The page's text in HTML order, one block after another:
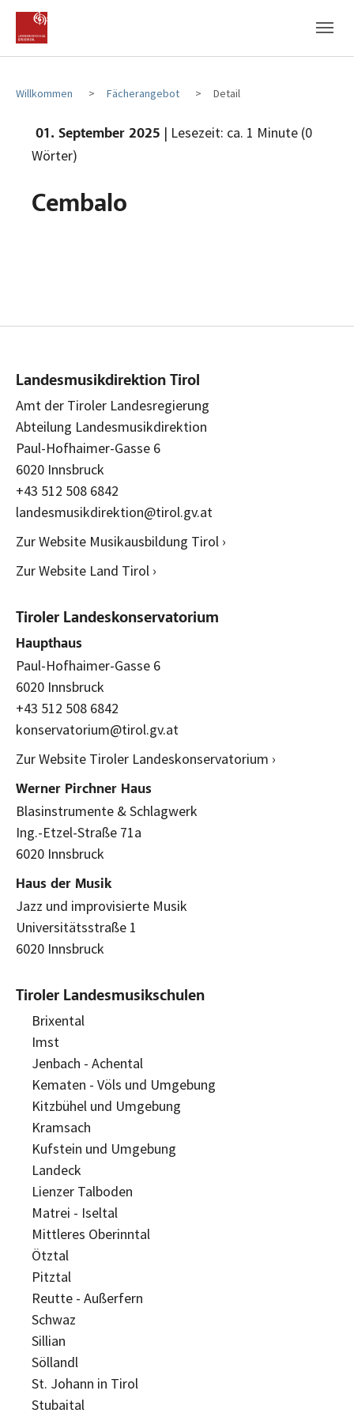
Zum Hauptinhalt
Zum Fußbereich
Willkommen Fächerangebot Detail
01. September 2025 | Lesezeit: ca. 1 Minute (0
Wörter)
Cembalo
Landesmusikdirektion Tirol
Amt der Tiroler Landesregierung
Abteilung Landesmusikdirektion
Paul-Hofhaimer-Gasse 6
6020 Innsbruck
+43 512 508 6842
landesmusikdirektion@tirol.gv.at
Zur Website Musikausbildung Tirol ›
Zur Website Land Tirol ›
Tiroler Landeskonservatorium
Haupthaus
Paul-Hofhaimer-Gasse 6
6020 Innsbruck
+43 512 508 6842
konservatorium@tirol.gv.at
Zur Website Tiroler Landeskonservatorium ›
Werner Pirchner Haus
Blasinstrumente & Schlagwerk
Ing.-Etzel-Straße 71a
6020 Innsbruck
Haus der Musik
Jazz und improvisierte Musik
Universitätsstraße 1
6020 Innsbruck
Tiroler Landesmusikschulen
Brixental
Imst
Jenbach - Achental
Kematen - Völs und Umgebung
Kitzbühel und Umgebung
Kramsach
Kufstein und Umgebung
Landeck
Lienzer Talboden
Matrei - Iseltal
Mittleres Oberinntal
Ötztal
Pitztal
Reutte - Außerfern
Schwaz
Sillian
Söllandl
St. Johann in Tirol
Stubaital